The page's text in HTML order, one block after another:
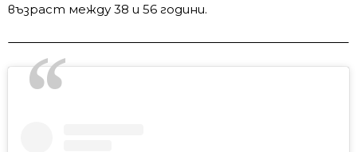
възраст между 38 и 56 години.